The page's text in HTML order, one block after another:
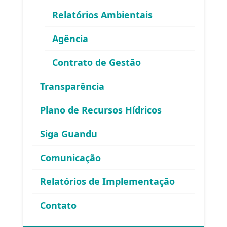
Relatórios Ambientais
Agência
Contrato de Gestão
Transparência
Plano de Recursos Hídricos
Siga Guandu
Comunicação
Relatórios de Implementação
Contato
do Comitê Guandu-RJ
Esqueceu sua senha?